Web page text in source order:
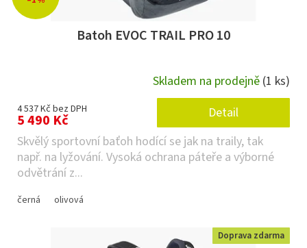
Batoh EVOC TRAIL PRO 10
Skladem na prodejně (1 ks)
4 537 Kč bez DPH
5 490 Kč
Detail
Skvělý sportovní baťoh hodící se jak na traily, tak
např. na lyžování. Vysoká ochrana páteře a výborné
odvětrání z...
černá olivová
Doprava zdarma